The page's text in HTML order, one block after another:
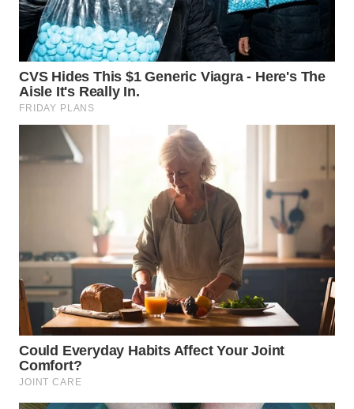
WN
TAPANULI
SELATAN
WN
TANJUNG
LESUNG
SIMALUNGUN
WN
LABUHANBATU
WN
TAPANULI
TENGAH